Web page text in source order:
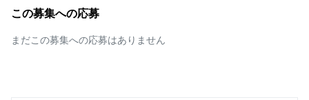
この募集への応募
まだこの募集への応募はありません